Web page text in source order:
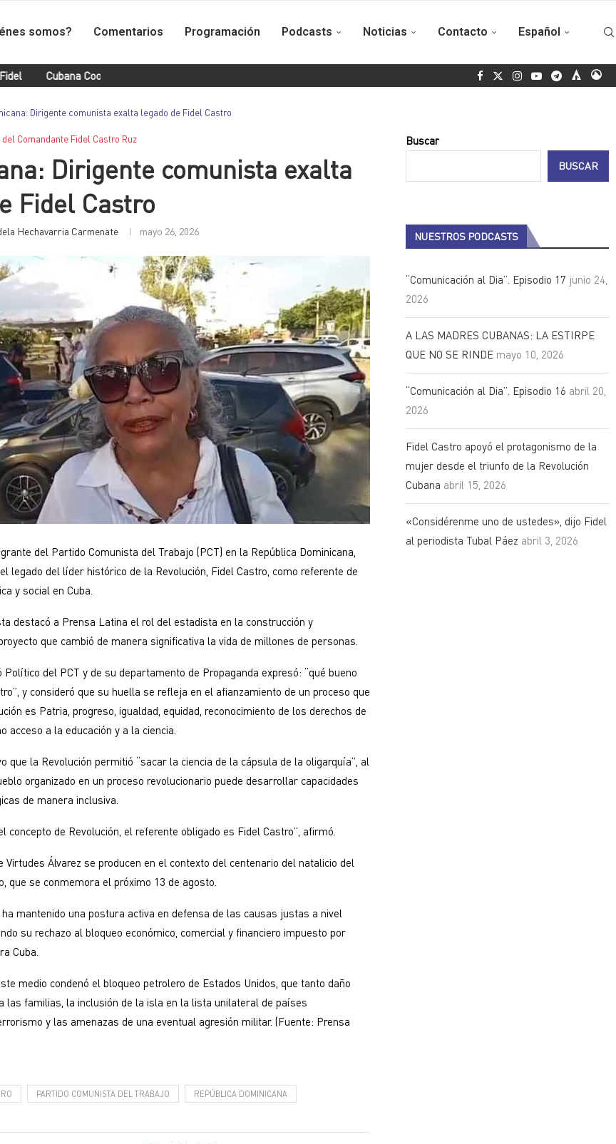
Cubana Cooper conquista otro oro e iguala récord centroamericano Sugieren en EE.UU.utilizar crisis energética en Cuba para
somos? Comentarios Programación Podcasts Noticias Contacto Español
Dirigente comunista exalta legado de Fidel Castro
Comandante Fidel Castro Ruz
Dirigente comunista exalta
Fidel Castro
Hechavarria Carmenate mayo 26, 2026
del Partido Comunista del Trabajo (PCT) en la República Dominicana,
legado del líder histórico de la Revolución, Fidel Castro, como referente de
y social en Cuba.
destacó a Prensa Latina el rol del estadista en la construcción y
que cambió de manera significativa la vida de millones de personas.
del PCT y de su departamento de Propaganda expresó: “qué bueno
y consideró que su huella se refleja en el afianzamiento de un proceso que
es Patria, progreso, igualdad, equidad, reconocimiento de los derechos de
acceso a la educación y a la ciencia.
que la Revolución permitió “sacar la ciencia de la cápsula de la oligarquía”, al
organizado en un proceso revolucionario puede desarrollar capacidades
de manera inclusiva.
concepto de Revolución, el referente obligado es Fidel Castro”, afirmó.
Virtudes Álvarez se producen en el contexto del centenario del natalicio del
que se conmemora el próximo 13 de agosto.
mantenido una postura activa en defensa de las causas justas a nivel
su rechazo al bloqueo económico, comercial y financiero impuesto por
Cuba.
medio condenó el bloqueo petrolero de Estados Unidos, que tanto daño
las familias, la inclusión de la isla en la lista unilateral de países
y las amenazas de una eventual agresión militar. (Fuente: Prensa
PARTIDO COMUNISTA DEL TRABAJO REPÚBLICA DOMINICANA
Buscar
BUSCAR
NUESTROS PODCASTS
“Comunicación al Dia”. Episodio 17 junio 24,
2026
A LAS MADRES CUBANAS: LA ESTIRPE
QUE NO SE RINDE mayo 10, 2026
“Comunicación al Dia”. Episodio 16 abril 20,
2026
Fidel Castro apoyó el protagonismo de la
mujer desde el triunfo de la Revolución
Cubana abril 15, 2026
«Considérenme uno de ustedes», dijo Fidel
al periodista Tubal Páez abril 3, 2026